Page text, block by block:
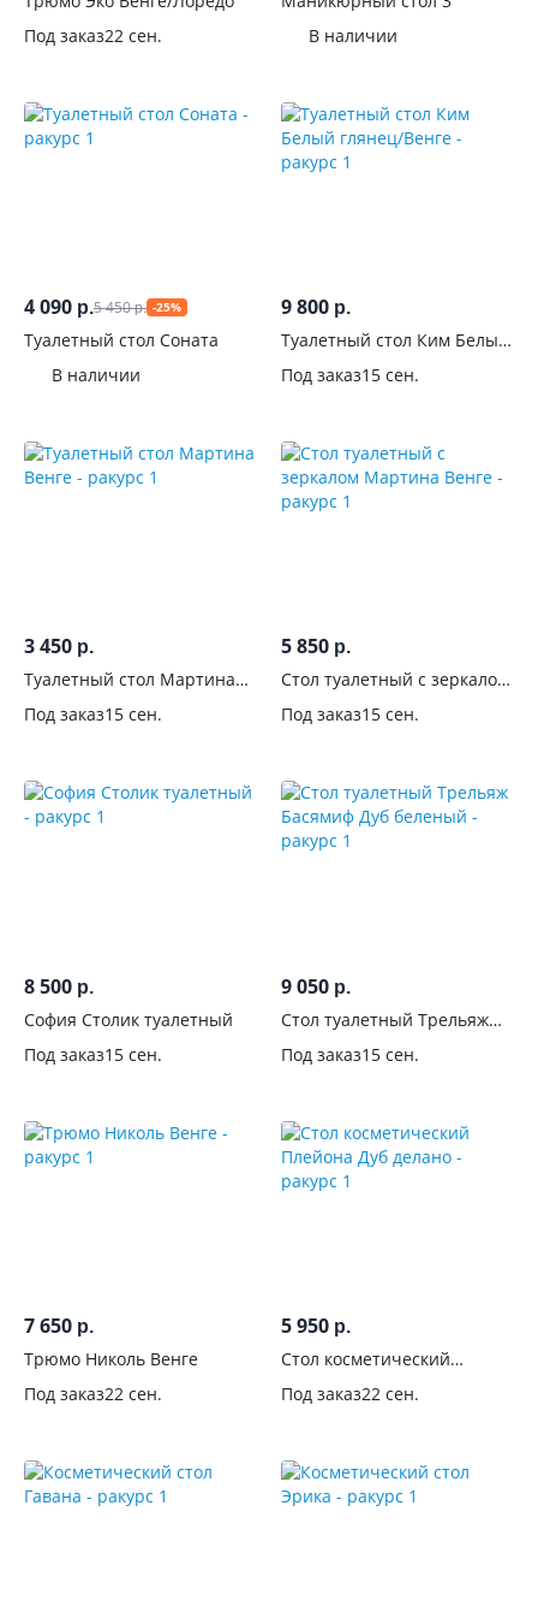
Под заказ22 сен.
В наличии
4 090 р.5 450р. -25%
Туалетный стол Соната
В наличии
9 800 р.
Туалетный стол Ким Белый
Под заказ15 сен.
3 450 р.
Туалетный стол Мартина
Под заказ15 сен.
5 850 р.
Стол туалетный с зеркалом
Под заказ15 сен.
8 500 р.
София Столик туалетный
Под заказ15 сен.
9 050 р.
Стол туалетный Трельяж
Под заказ15 сен.
7 650 р.
Трюмо Николь Венге
Под заказ22 сен.
5 950 р.
Стол косметический
Под заказ22 сен.
см
см
Высота,
Материал
фасадов
фасадов
С
С
подсветкой
ящиками
Цвет
Белые
Бирюзовые
Венге/
беленый